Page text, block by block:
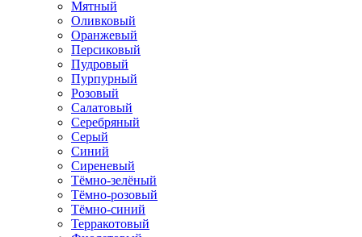
Мятный
Оливковый
Оранжевый
Персиковый
Пудровый
Пурпурный
Розовый
Салатовый
Серебряный
Серый
Синий
Сиреневый
Тёмно-зелёный
Тёмно-розовый
Тёмно-синий
Терракотовый